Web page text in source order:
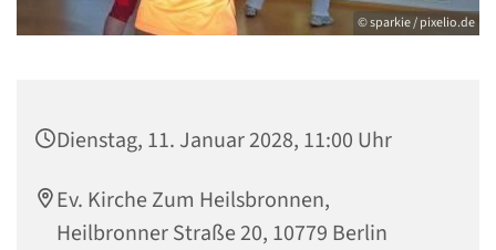
© sparkie / pixelio.de
Dienstag, 11. Januar 2028, 11:00 Uhr
Ev. Kirche Zum Heilsbronnen,
Heilbronner Straße 20, 10779 Berlin